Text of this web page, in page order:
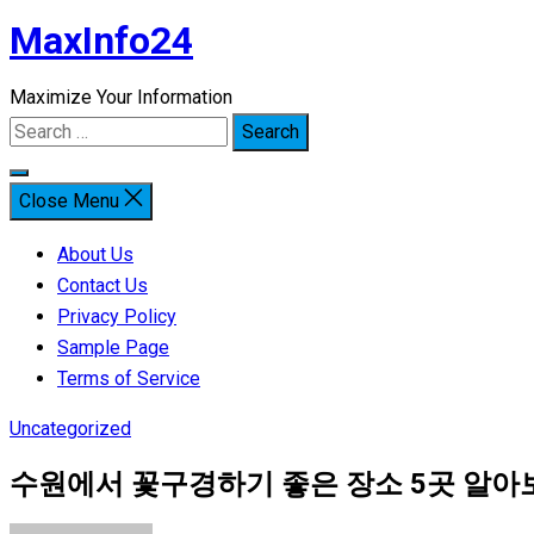
Skip
content
MaxInfo24
Maximize Your Information
Search
Close Menu
About Us
Contact Us
Privacy Policy
Sample Page
Terms of Service
Uncategorized
수원에서 꽃구경하기 좋은 장소 5곳 알아